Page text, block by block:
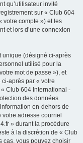
qu’utilisateur invité
sur « Club 604
votre compte ») et les
et lors d’une connexion
unique (désigné ci-après
utilisé pour la
mot de passe »), et
après par « votre
Club 604 International -
des données
en-dehors de
adresse courriel
» durant la procédure
à la discrétion de « Club
cas, vous pouvez choisir